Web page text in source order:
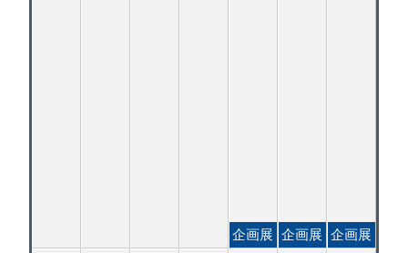
企画展 企画展
企画展